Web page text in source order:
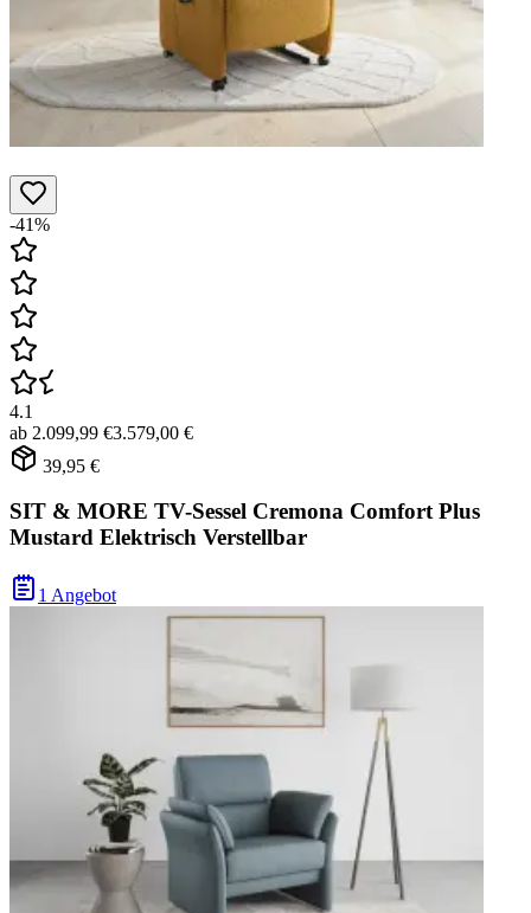
-41%
4.1
ab 2.099,99 €3.579,00 €
39,95 €
SIT & MORE TV-Sessel Cremona Comfort Plus
Mustard Elektrisch Verstellbar
1 Angebot